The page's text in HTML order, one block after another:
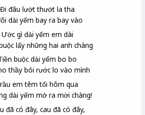
đâu lướt thướt la tha
dải yếm bay ra bay vào
Ước gì dải yếm em dài
lấy những hai anh chàng
buộc dải yếm bo bo
thầy bói rước lo vào mình
em têm tối hôm qua
dải yếm mở ra mời chàng!
đã có đây, cau đã có đây,